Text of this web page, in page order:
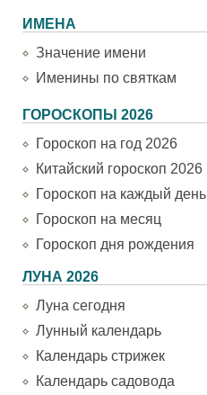
ИМЕНА
Значение имени
Именины по святкам
ГОРОСКОПЫ 2026
Гороскоп на год 2026
Китайский гороскоп 2026
Гороскоп на каждый день
Гороскоп на месяц
Гороскоп дня рождения
ЛУНА 2026
Луна сегодня
Лунный календарь
Календарь стрижек
Календарь садовода